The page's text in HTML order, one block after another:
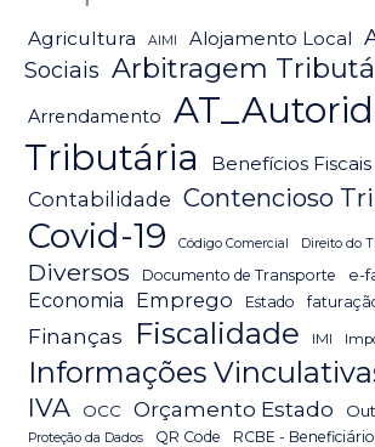
Agricultura AIMI Alojamento Local
Sociais Arbitragem
Arrendamento
Tributária
Benefícios Fiscais
Contabilidade Contencioso
Covid-19 Código Comercial Direito do
Diversos Documento de Transporte e-
Economia Emprego Estado
Finanças Fiscalidade IMI
Informações
IVA OCC Orçamento Estado
Proteção da Dados QR Code
RCBE -